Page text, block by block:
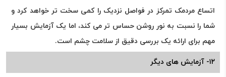
اتساع مردمک تمرکز در فواصل نزدیک را کمی سخت تر خواهد کرد و
شما را نسبت به نور روشن حساس تر می کند، اما یک آزمایش بسیار
مهم برای ارائه یک بررسی دقیق از سلامت چشم است.
۱۲- آزمایش های دیگر